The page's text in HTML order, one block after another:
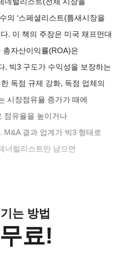
의 ‘스페셜리스트(틈새시장을
. 이 책의 주장은 미국 채프먼대
총자산이익률(ROA)은
. 빅3 구도가 수익성을 보장하는
독점 규제 강화, 독점 업체의
시장점유율 증가가 때에
점유율을 높이거나
결과 업계가 빅3 형태로
너럴리스트만 남으면
는 방법
료!